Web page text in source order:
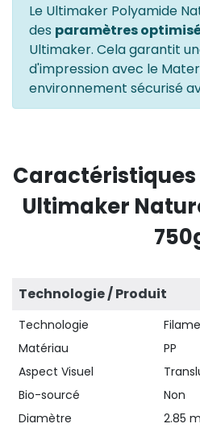
Le Ultimaker Polyamide
des paramètres
Ultimaker. Cela garantit
d'impression avec le
environnement sécurisé
Caractéristiques
Ultimaker
Technologie / Produit
Technologie
Matériau
PP
Aspect Visuel
Bio-sourcé
Non
Diamètre
2.85